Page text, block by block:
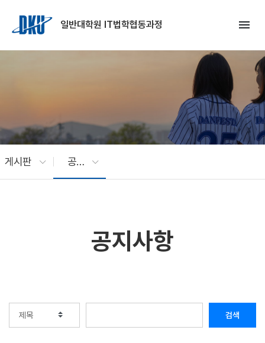
일반대학원 IT법학협동과정
menu
게시판 공지사항
공지사항
검색